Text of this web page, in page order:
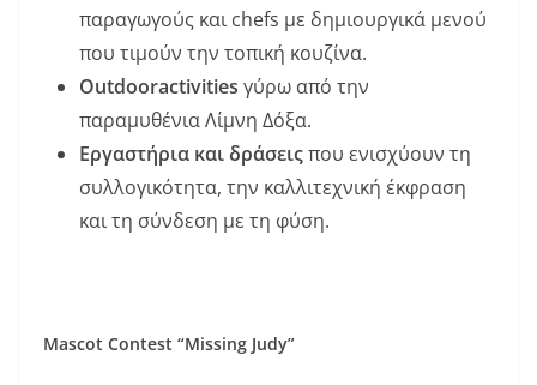
παραγωγούς και chefs με δημιουργικά μενού
που τιμούν την τοπική κουζίνα.
Outdooractivities γύρω από την
παραμυθένια Λίμνη Δόξα.
Εργαστήρια και δράσειςπου ενισχύουν τη
συλλογικότητα, την καλλιτεχνική έκφραση
και τη σύνδεση με τη φύση.
Mascot Contest “Missing Judy”